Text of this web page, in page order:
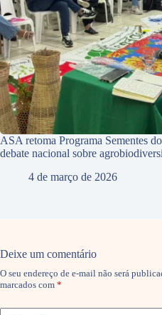
ASA retoma Programa Sementes
debate nacional sobre
4 de março de 2026
Deixe um comentário
O seu endereço de e-mail não será
marcados com *